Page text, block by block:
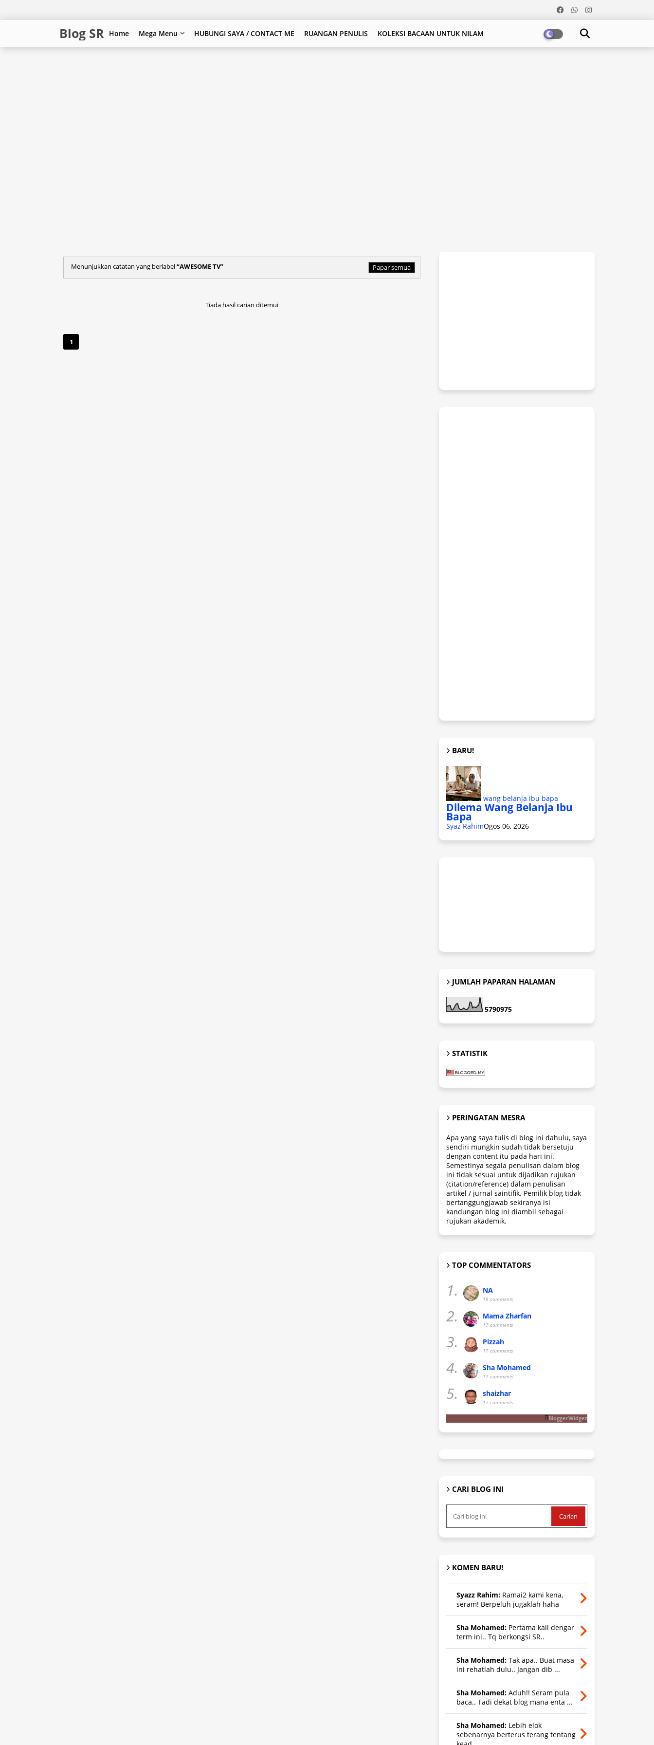
Blog SR Home Mega Menu HUBUNGI SAYA / CONTACT ME RUANGAN PENULIS KOLEKSI BACAAN UNTUK NILAM
Menunjukkan catatan yang berlabel AWESOME TV Papar semua
Tiada hasil carian ditemui
1
BARU!
wang belanja ibu bapa
Dilema Wang Belanja Ibu
Bapa
Syaz RahimOgos 06, 2026
JUMLAH PAPARAN HALAMAN
5790975
STATISTIK
PERINGATAN MESRA
Apa yang saya tulis di blog ini dahulu, saya
sendiri mungkin sudah tidak bersetuju
dengan content itu pada hari ini.
Semestinya segala penulisan dalam blog
ini tidak sesuai untuk dijadikan rujukan
(citation/reference) dalam penulisan
artikel / jurnal saintifik. Pemilik blog tidak
bertanggungjawab sekiranya isi
kandungan blog ini diambil sebagai
rujukan akademik.
TOP COMMENTATORS
1. NA
19 comments
2. Mama Zharfan
17 comments
3. Pizzah
17 comments
4. Sha Mohamed
17 comments
5. shaizhar
17 comments
BloggerWidget
CARI BLOG INI
KOMEN BARU!
Syazz Rahim: Ramai2 kami kena,
seram! Berpeluh jugaklah haha
Sha Mohamed: Pertama kali dengar
term ini.. Tq berkongsi SR..
Sha Mohamed: Tak apa.. Buat masa
ini rehatlah dulu.. Jangan dib ...
Sha Mohamed: Aduh!! Seram pula
baca.. Tadi dekat blog mana enta ...
Sha Mohamed: Lebih elok
sebenarnya berterus terang tentang